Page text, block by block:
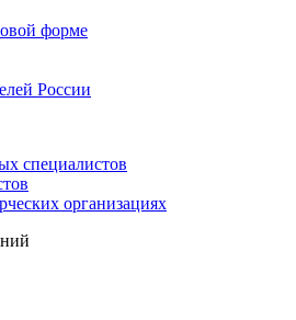
форме
России
специалистов
организациях